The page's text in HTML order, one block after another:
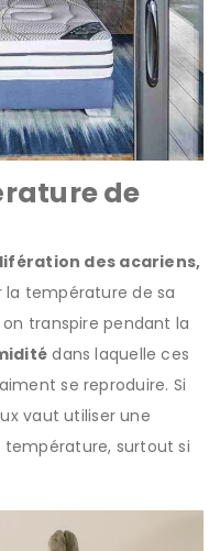
de
des acariens,
température de sa
on transpire pendant la
dans laquelle ces
se reproduire. Si
vaut utiliser une
surtout si